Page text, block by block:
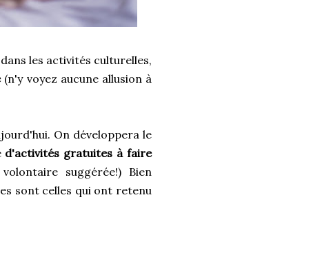
les activités culturelles,
(n'y voyez aucune allusion à
On développera le
d'activités gratuites à faire
suggérée!) Bien
sont celles qui ont retenu